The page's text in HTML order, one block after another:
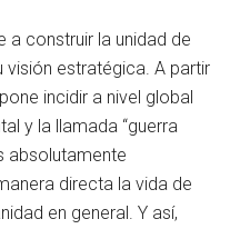
a construir la unidad de
visión estratégica. A partir
incidir a nivel global
y la llamada “guerra
absolutamente
directa la vida de
en general. Y así,